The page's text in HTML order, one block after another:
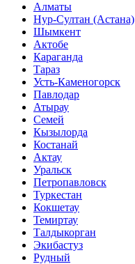
Алматы
Нур-Султан (Астана)
Шымкент
Актобе
Караганда
Тараз
Усть-Каменогорск
Павлодар
Атырау
Семей
Кызылорда
Костанай
Актау
Уральск
Петропавловск
Туркестан
Кокшетау
Темиртау
Талдыкорган
Экибастуз
Рудный